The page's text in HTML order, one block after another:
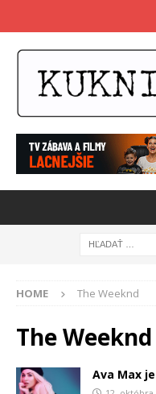
HOME The Weeknd
The Weeknd
Ava Max